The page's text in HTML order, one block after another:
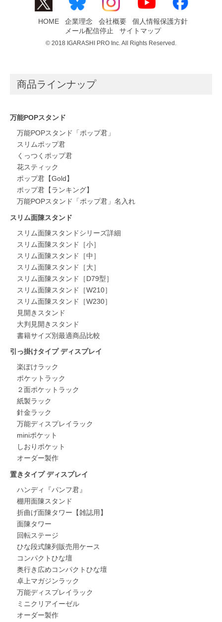
HOME 企業理念 会社概要
個人情報保護方針
メール配信停止
サイトマップ
© 2018 IGARASHI PRO Inc. All Rights Reserved.
商品ラインナップ
万能POPスタンド
万能POPスタンド「ポップ君」
スリムポップ君
くっつくポップ君
花スティック
ポップ君【Gold】
ポップ君【ランキング】
万能POPスタンド「ポップ君」名入れ
スリム面陳スタンド
スリム面陳スタンドシリーズ詳細
スリム面陳スタンド［小］
スリム面陳スタンド［中］
スリム面陳スタンド［大］
スリム面陳スタンド［D79型］
スリム面陳スタンド［W210］
スリム面陳スタンド［W230］
見開きスタンド
大判見開きスタンド
書籍サイズ別最適商品比較
引っ掛けタイプ ディスプレイ
楽ぽけラック
ポケットラック
２面ポケットラック
紙製ラック
針金ラック
万能ディスプレイラック
miniポケット
しおりポケット
オーダー製作
置きタイプ ディスプレイ
ハンディ『パンフ君』
棚用面陳スタンド
折曲げ面陳タワー【雑誌用】
面陳タワー
回転ステージ
ひな段式陳列販売用ケース
コンパクトひな壇
奥行き広めコンパクトひな壇
卓上マガジンラック
万能ディスプレイラック
ミニクリアイーゼル
オーダー製作